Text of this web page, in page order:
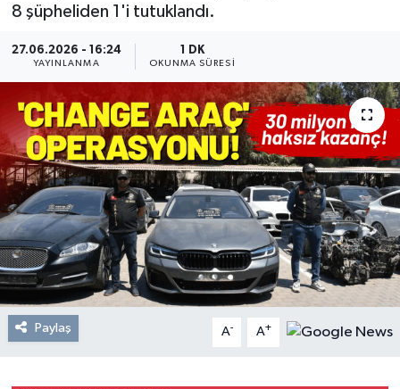
8 şüpheliden 1'i tutuklandı.
27.06.2026 - 16:24
YAYINLANMA
1 DK
OKUNMA SÜRESI
Paylaş A- A+
Resmi Reklam
Röportajlar